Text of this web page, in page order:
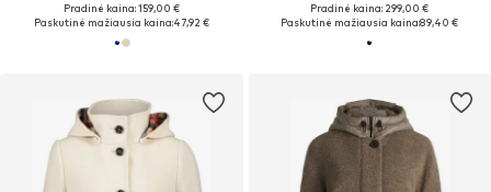
Pradinė kaina: 159,00 €
Paskutinė mažiausia kaina:47,92 €
Pradinė kaina: 299,00 €
Paskutinė mažiausia kaina:89,40 €